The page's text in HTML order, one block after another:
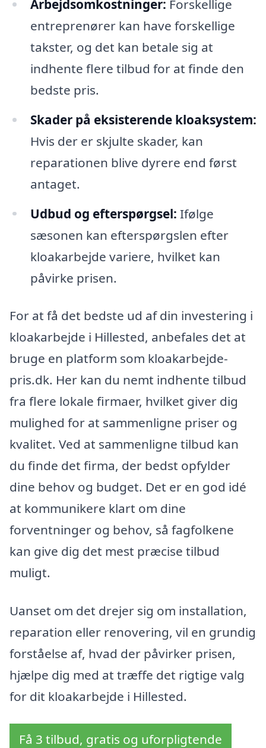
Arbejdsomkostninger: Forskellige
entreprenører kan have forskellige
takster, og det kan betale sig at
indhente flere tilbud for at finde den
bedste pris.
Skader på eksisterende kloaksystem:
Hvis der er skjulte skader, kan
reparationen blive dyrere end først
antaget.
Udbud og efterspørgsel: Ifølge
sæsonen kan efterspørgslen efter
kloakarbejde variere, hvilket kan
påvirke prisen.
For at få det bedste ud af din investering i
kloakarbejde i Hillested, anbefales det at
bruge en platform som kloakarbejde-
pris.dk. Her kan du nemt indhente tilbud
fra flere lokale firmaer, hvilket giver dig
mulighed for at sammenligne priser og
kvalitet. Ved at sammenligne tilbud kan
du finde det firma, der bedst opfylder
dine behov og budget. Det er en god idé
at kommunikere klart om dine
forventninger og behov, så fagfolkene
kan give dig det mest præcise tilbud
muligt.
Uanset om det drejer sig om installation,
reparation eller renovering, vil en grundig
forståelse af, hvad der påvirker prisen,
hjælpe dig med at træffe det rigtige valg
for dit kloakarbejde i Hillested.
Få 3 tilbud, gratis og uforpligtende